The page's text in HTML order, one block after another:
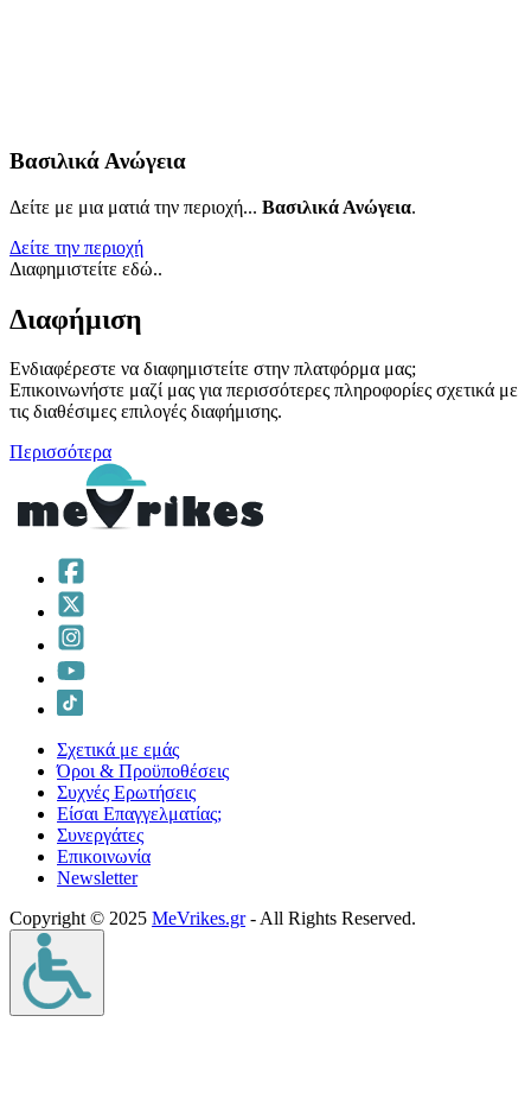
Βασιλικά Ανώγεια
Δείτε με μια ματιά την περιοχή... Βασιλικά Ανώγεια.
Δείτε την περιοχή
Διαφημιστείτε εδώ..
Διαφήμιση
Ενδιαφέρεστε να διαφημιστείτε στην πλατφόρμα μας;
Επικοινωνήστε μαζί μας για περισσότερες πληροφορίες σχετικά με
τις διαθέσιμες επιλογές διαφήμισης.
Περισσότερα
Σχετικά με εμάς
Όροι & Προϋποθέσεις
Συχνές Ερωτήσεις
Είσαι Επαγγελματίας;
Συνεργάτες
Επικοινωνία
Νewsletter
Copyright © 2025 MeVrikes.gr- All Rights Reserved.